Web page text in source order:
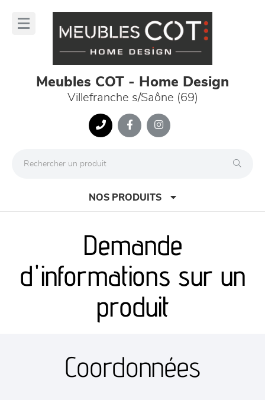
Meubles COT - Home Design
Villefranche s/Saône (69)
NOS PRODUITS
canapés et fauteuils
séjours
meubles de complément
chambres et dressing
Demande
d'informations sur un
produit
Coordonnées